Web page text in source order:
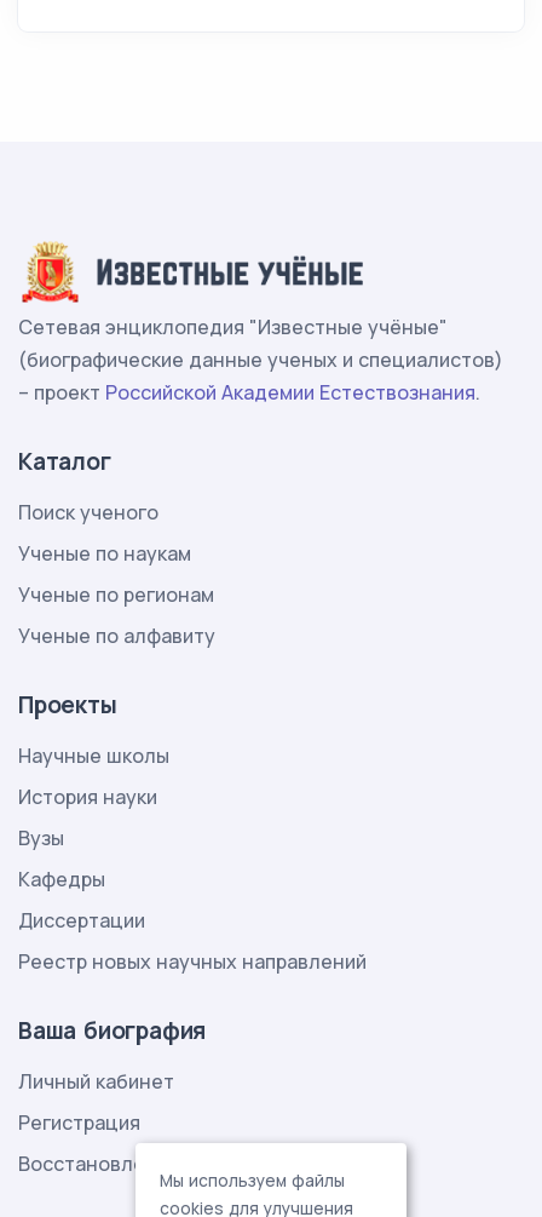
Сетевая энциклопедия "Известные учёные"
(биографические данные ученых и специалистов)
– проект Российской Академии Естествознания.
Каталог
Поиск ученого
Ученые по наукам
Ученые по регионам
Ученые по алфавиту
Проекты
Научные школы
История науки
Вузы
Кафедры
Диссертации
Реестр новых научных направлений
Ваша биография
Личный кабинет
Регистрация
Восстановление пароля
Мы используем файлы
cookies для улучшения